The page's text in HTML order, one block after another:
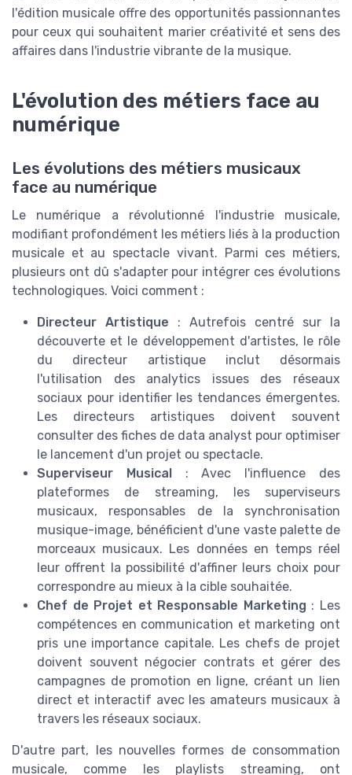
l'édition musicale offre des opportunités passionnantes
pour ceux qui souhaitent marier créativité et sens des
affaires dans l'industrie vibrante de la musique.
L'évolution des métiers face au
numérique
Les évolutions des métiers musicaux
face au numérique
Le numérique a révolutionné l'industrie musicale,
modifiant profondément les métiers liés à la production
musicale et au spectacle vivant. Parmi ces métiers,
plusieurs ont dû s'adapter pour intégrer ces évolutions
technologiques. Voici comment :
Directeur Artistique : Autrefois centré sur la
découverte et le développement d'artistes, le rôle
du directeur artistique inclut désormais
l'utilisation des analytics issues des réseaux
sociaux pour identifier les tendances émergentes.
Les directeurs artistiques doivent souvent
consulter des fiches de data analyst pour optimiser
le lancement d'un projet ou spectacle.
Superviseur Musical: Avec l'influence des
plateformes de streaming, les superviseurs
musicaux, responsables de la synchronisation
musique-image, bénéficient d'une vaste palette de
morceaux musicaux. Les données en temps réel
leur offrent la possibilité d'affiner leurs choix pour
correspondre au mieux à la cible souhaitée.
Chef de Projet et Responsable Marketing : Les
compétences en communication et marketing ont
pris une importance capitale. Les chefs de projet
doivent souvent négocier contrats et gérer des
campagnes de promotion en ligne, créant un lien
direct et interactif avec les amateurs musicaux à
travers les réseaux sociaux.
D'autre part, les nouvelles formes de consommation
musicale, comme les playlists streaming, ont